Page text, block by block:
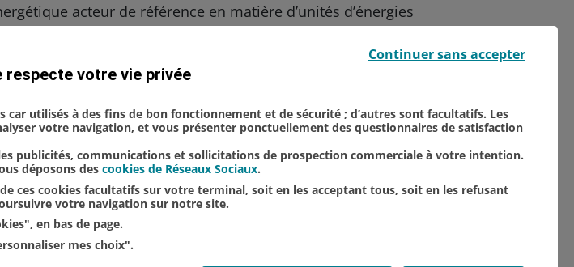
acteur de référence en matière d’unités d’énergies
TOUTES NOS ACTUALITÉS
respecte votre vie privée
utilisés à des fins de bon fonctionnement et de sécurité ; d’autres sont facultatifs. Les
votre navigation, et vous présenter ponctuellement des questionnaires de satisfaction
publicités, communications et sollicitations de prospection commerciale à votre intention.
déposons des cookies de Réseaux Sociaux.
ces cookies facultatifs sur votre terminal, soit en les acceptant tous, soit en les refusant
votre navigation sur notre site.
en bas de page.
mes choix".
Continuer sans accepter